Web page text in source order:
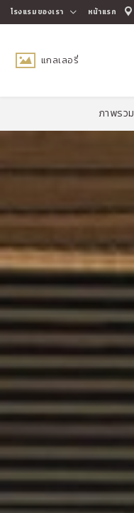
โรงแรมของเรา หน้าแรก
แกลเลอรี่
ภาพรวม